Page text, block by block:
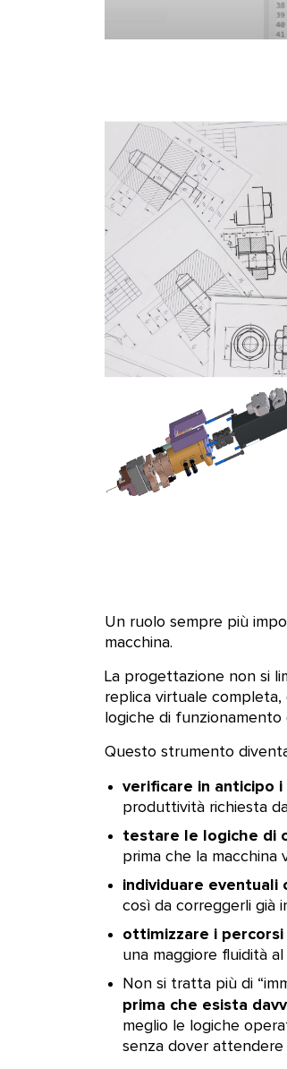
Un ruolo sempre più
macchina.
La progettazione non si
replica virtuale completa,
logiche di funzionamento
Questo strumento
verificare in anticipo
produttività richiesta
testare le logiche di
prima che la macchina
individuare
così da correggerli già
ottimizzare i
una maggiore fluidità al
Non si tratta più di
prima che esista
meglio le logiche
senza dover